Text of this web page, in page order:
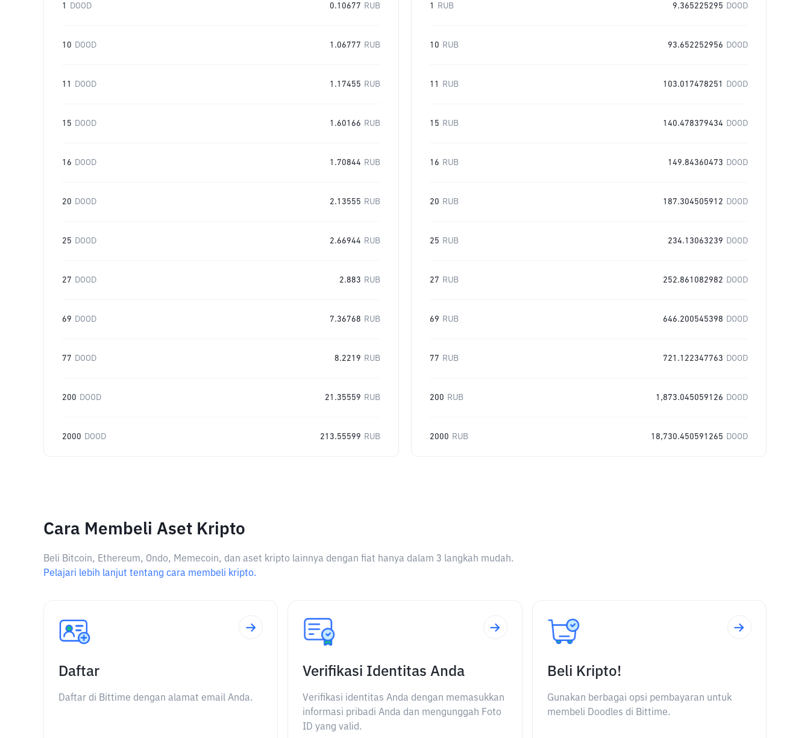
1 DOOD 0.10677 RUB
10 DOOD 1.06777 RUB
11 DOOD 1.17455 RUB
15 DOOD 1.60166 RUB
16 DOOD 1.70844 RUB
20 DOOD 2.13555 RUB
25 DOOD 2.66944 RUB
27 DOOD 2.883 RUB
69 DOOD 7.36768 RUB
77 DOOD 8.2219 RUB
200 DOOD 21.35559 RUB
2000 DOOD 213.55599 RUB
1 RUB 9.365225295 DOOD
10 RUB 93.652252956 DOOD
11 RUB 103.017478251 DOOD
15 RUB 140.478379434 DOOD
16 RUB 149.84360473 DOOD
20 RUB 187.304505912 DOOD
25 RUB 234.13063239 DOOD
27 RUB 252.861082982 DOOD
69 RUB 646.200545398 DOOD
77 RUB 721.122347763 DOOD
200 RUB 1,873.045059126 DOOD
2000 RUB 18,730.450591265 DOOD
Cara Membeli Aset Kripto
Beli Bitcoin, Ethereum, Ondo, Memecoin, dan aset kripto lainnya dengan fiat hanya dalam 3 langkah mudah.
Pelajari lebih lanjut tentang cara membeli kripto.
Daftar
Daftar di Bittime dengan alamat email Anda.
Verifikasi Identitas Anda
Verifikasi identitas Anda dengan memasukkan
informasi pribadi Anda dan mengunggah Foto
ID yang valid.
Beli Kripto!
Gunakan berbagai opsi pembayaran untuk
membeli Doodles di Bittime.